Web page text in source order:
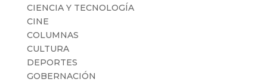
CIENCIA Y TECNOLOGÍA
CINE
COLUMNAS
CULTURA
DEPORTES
GOBERNACIÓN